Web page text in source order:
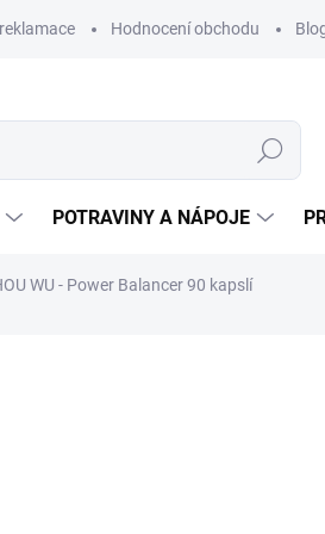
Hodnocení obchodu
Hledat
POTRAVINY A NÁPOJE
WU - Power Balancer 90 kapslí